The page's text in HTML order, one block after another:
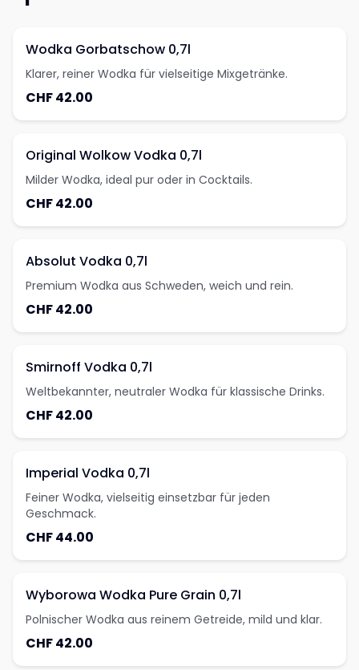
Wodka Gorbatschow 0,7l
Klarer, reiner Wodka für vielseitige Mixgetränke.
CHF 42.00
Original Wolkow Vodka 0,7l
Milder Wodka, ideal pur oder in Cocktails.
CHF 42.00
Absolut Vodka 0,7l
Premium Wodka aus Schweden, weich und rein.
CHF 42.00
Smirnoff Vodka 0,7l
Weltbekannter, neutraler Wodka für klassische Drinks.
CHF 42.00
Imperial Vodka 0,7l
Feiner Wodka, vielseitig einsetzbar für jeden
Geschmack.
CHF 44.00
Wyborowa Wodka Pure Grain 0,7l
Polnischer Wodka aus reinem Getreide, mild und klar.
CHF 42.00